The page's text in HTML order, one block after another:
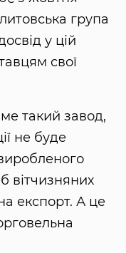
група
у цій
свої
такий завод,
не буде
вітчизняних
експорт. А це